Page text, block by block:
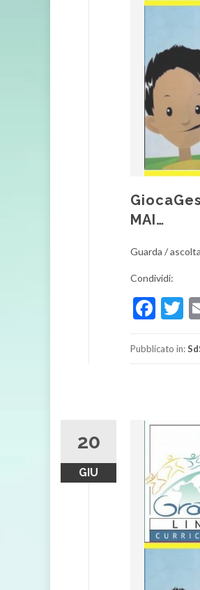
MAI…
Guarda /
Condividi:
Pubblicato in:
20
GIU